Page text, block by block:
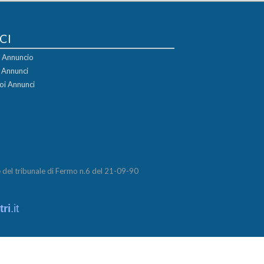
Annunci
tribunale di Fermo n.6 del 21-09-90
.it